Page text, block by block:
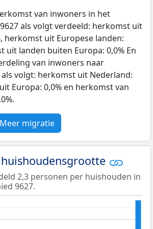
van inwoners in het
als volgt verdeeld: herkomst uit
herkomst uit Europese landen:
uit landen buiten Europa: 0,0% En
van inwoners naar
volgt: herkomst uit Nederland:
Europa: 0,0% en herkomst van
Meer migratie
2,3 personen per huishouden in
9627.